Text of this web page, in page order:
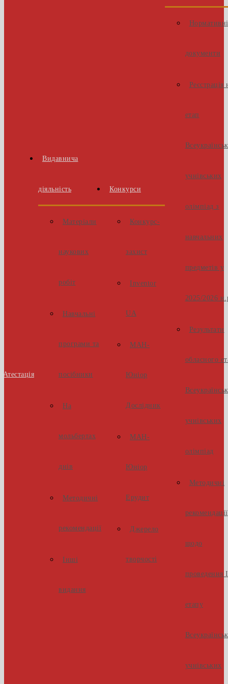
Атестація
Видавнича
діяльність
Матеріали
наукових
робіт
Навчальні
програми та
посібники
На
мольбертах
днів
Методичні
рекомендації
Інші
видання
Конкурси
Конкурс-
захист
Inventor
UA
МАН-
Юніор
Дослідник
МАН-
Юніор
Ерудит
Джерело
творчості
Нормативні
документи
Реєстрація
етап
учнівських
олімпіад з
навчальних
предметів у
2025/2026
Результати
обласного
учнівських
олімпіад
Методичні
рекомендації
щодо
проведення
етапу
учнівських